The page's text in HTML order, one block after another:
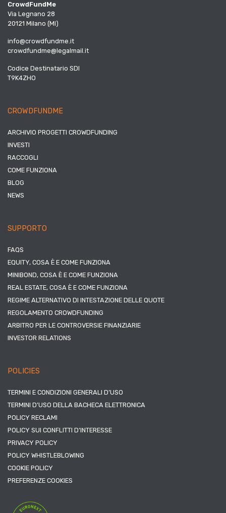
CrowdFundMe
Via Legnano 28
20121 Milano (MI)
info@crowdfundme.it
crowdfundme@legalmail.it
Codice Destinatario SDI
T9K4ZHO
CROWDFUNDME
ARCHIVIO PROGETTI CROWDFUNDING
INVESTI
RACCOGLI
COME FUNZIONA
BLOG
NEWS
SUPPORTO
FAQS
EQUITY, COSA È E COME FUNZIONA
MINIBOND, COSA È E COME FUNZIONA
REAL ESTATE, COSA È E COME FUNZIONA
REGIME ALTERNATIVO DI INTESTAZIONE DELLE QUOTE
REGOLAMENTO CROWDFUNDING
ARBITRO PER LE CONTROVERSIE FINANZIARIE
INVESTOR RELATIONS
POLICIES
TERMINI E CONDIZIONI GENERALI D’USO
TERMINI D’USO DELLA BACHECA ELETTRONICA
POLICY RECLAMI
POLICY SUI CONFLITTI D’INTERESSE
PRIVACY POLICY
POLICY WHISTLEBLOWING
COOKIE POLICY
PREFERENZE COOKIES